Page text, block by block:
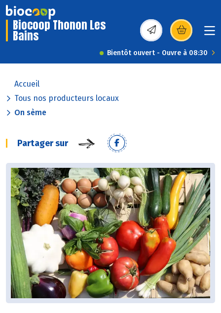
Biocoop Thonon Les
Bains (s’ouvre dans une
Bientôt ouvert - Ouvre à 08:30
Accueil
Tous nos producteurs locaux
On sème
Partager sur